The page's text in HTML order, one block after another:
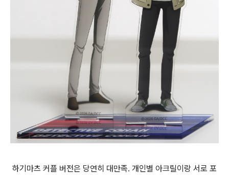
하기마츠 커플 버전은 당연히 대만족. 개인별 아크릴이랑 서로 포